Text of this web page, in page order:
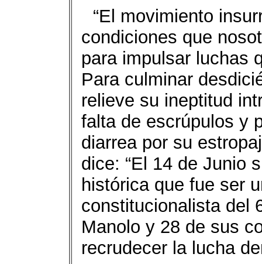
“El movimiento
condiciones que
para impulsar luchas
Para culminar
relieve su ineptitud
falta de escrúpulos y
diarrea por su
dice: “El 14 de Junio
histórica que fue ser
constitucionalista del
Manolo y 28 de sus
recrudecer la lucha